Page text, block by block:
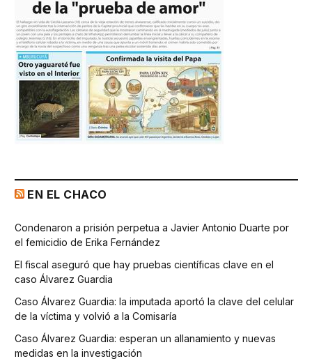
EN EL CHACO
Condenaron a prisión perpetua a Javier Antonio Duarte por
el femicidio de Erika Fernández
El fiscal aseguró que hay pruebas científicas clave en el
caso Álvarez Guardia
Caso Álvarez Guardia: la imputada aportó la clave del celular
de la víctima y volvió a la Comisaría
Caso Álvarez Guardia: esperan un allanamiento y nuevas
medidas en la investigación